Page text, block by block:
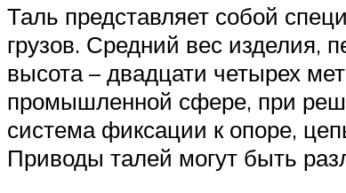
Таль представляет собой
грузов. Средний вес изделия,
высота – двадцати четырех
промышленной сфере, при
система фиксации к опоре,
Приводы талей могут быть